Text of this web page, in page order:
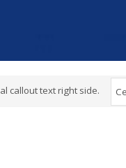
callout text right side.